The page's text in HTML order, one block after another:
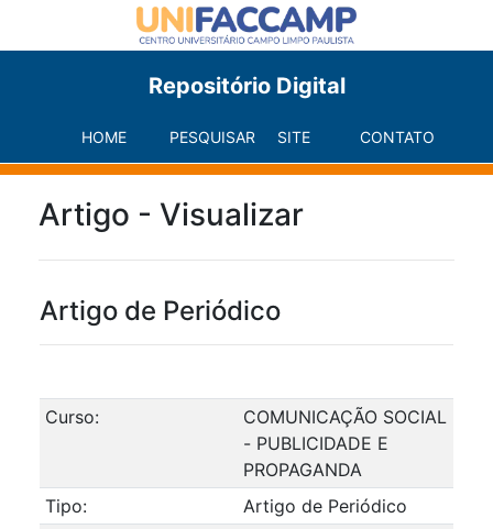
Repositório Digital
HOME PESQUISAR SITE CONTATO
Artigo - Visualizar
Artigo de Periódico
Curso:
COMUNICAÇÃO SOCIAL
- PUBLICIDADE E
PROPAGANDA
Tipo:
Artigo de Periódico